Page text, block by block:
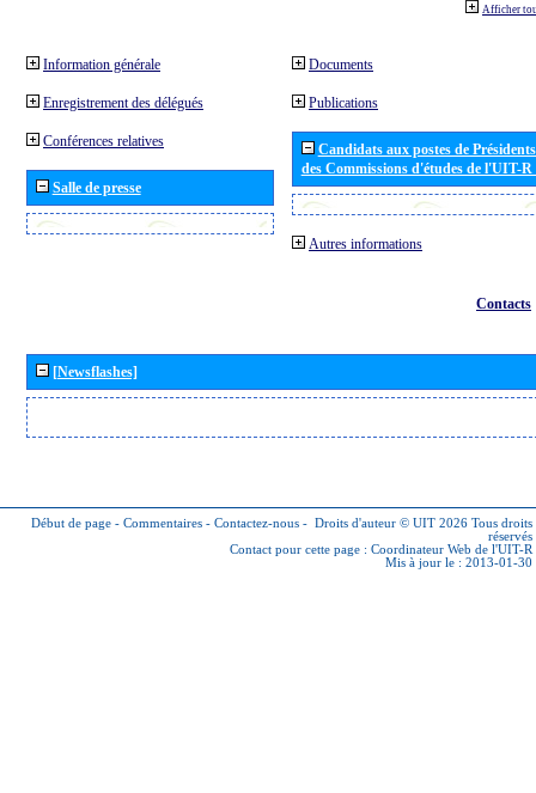
Afficher
Information générale
Enregistrement des délégués
Conférences relatives
Salle de presse
Documents
Publications
Candidats aux postes de
des Commissions d'études de l'UIT-
Autres informations
Contacts
[Newsflashes]
Début de page - Commentaires - Contactez-nous - Droits d'auteur © UIT 2026 Tous droits
réservés
Contact pour cette page : Coordinateur Web de l'UIT-R
Mis à jour le : 2013-01-30